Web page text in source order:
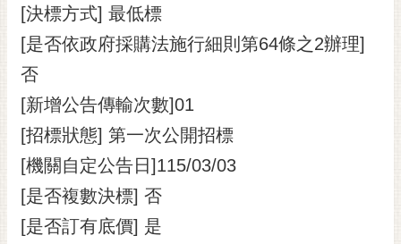
[決標方式] 最低標
[是否依政府採購法施行細則第64條之2辦理]
否
[新增公告傳輸次數]01
[招標狀態] 第一次公開招標
[機關自定公告日]115/03/03
[是否複數決標] 否
[是否訂有底價] 是